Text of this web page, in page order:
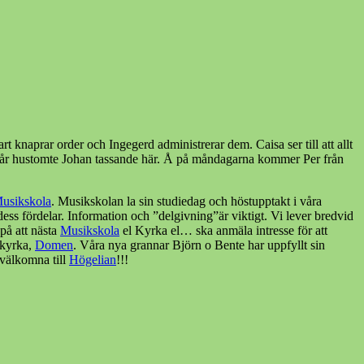
knaprar order och Ingegerd administrerar dem. Caisa ser till att allt
Johan tassande här. Å på måndagarna kommer Per från
. Musikskolan la sin studiedag och höstupptakt i våra
fördelar. Information och ”delgivning”är viktigt. Vi lever bredvid
att nästa Musikskola el Kyrka el… ska anmäla intresse för att
Domen. Våra nya grannar Björn o Bente har uppfyllt sin
till Högelian!!!